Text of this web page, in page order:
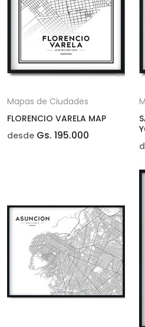
Mapas de Ciudades
FLORENCIO VARELA MAP
desde Gs. 195.000